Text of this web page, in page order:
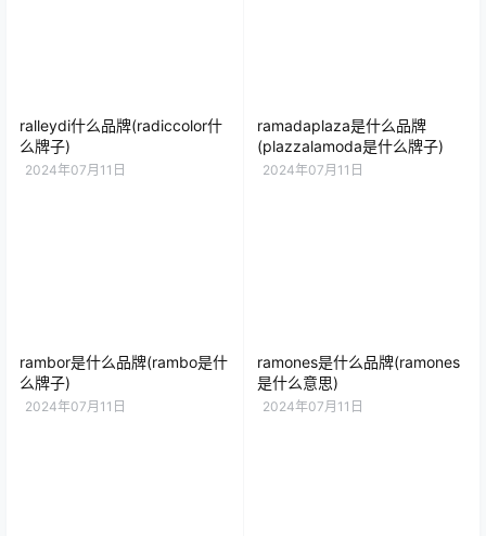
ralleydi什么品牌(radiccolor什
么牌子)
2024年07月11日
ramadaplaza是什么品牌
(plazzalamoda是什么牌子)
2024年07月11日
rambor是什么品牌(rambo是什
么牌子)
2024年07月11日
ramones是什么品牌(ramones
是什么意思)
2024年07月11日